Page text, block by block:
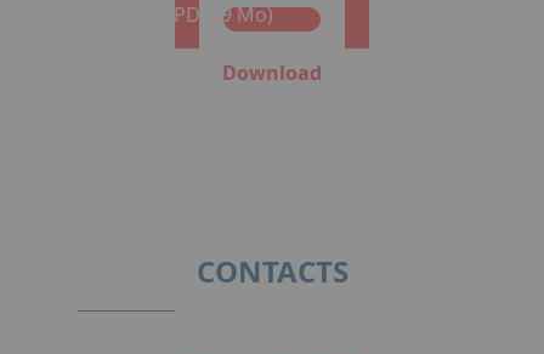
Format: PDF (9 Mo)
Download
CONTACTS